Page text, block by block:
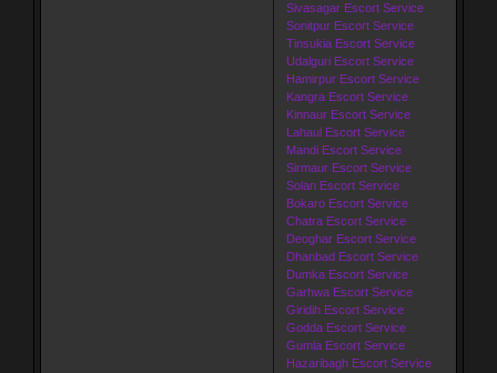
Sivasagar Escort Service
Sonitpur Escort Service
Tinsukia Escort Service
Udalguri Escort Service
Hamirpur Escort Service
Kangra Escort Service
Kinnaur Escort Service
Lahaul Escort Service
Mandi Escort Service
Sirmaur Escort Service
Solan Escort Service
Bokaro Escort Service
Chatra Escort Service
Deoghar Escort Service
Dhanbad Escort Service
Dumka Escort Service
Garhwa Escort Service
Giridih Escort Service
Godda Escort Service
Gumla Escort Service
Hazaribagh Escort Service